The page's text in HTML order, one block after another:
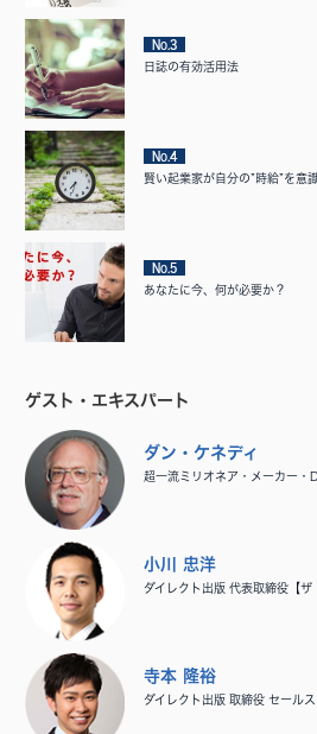
No.3
日誌の有効活用法
No.4
賢い起業家が自分の”時給”を意
No.5
あなたに今、何が必要か？
ゲスト・エキスパート
ダン・ケネディ
超一流ミリオネア・メーカー・
小川 忠洋
ダイレクト出版 代表取締役【ザ
寺本 隆裕
ダイレクト出版 取締役 セールス